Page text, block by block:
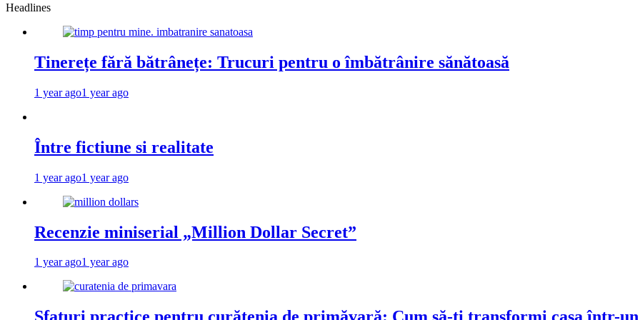
Headlines
Tinerețe fără bătrânețe: Trucuri pentru o îmbătrânire sănătoasă
1 year ago1 year ago
Între fictiune si realitate
1 year ago1 year ago
Recenzie miniserial „Million Dollar Secret”
1 year ago1 year ago